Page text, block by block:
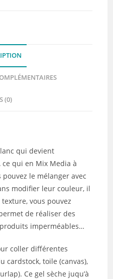
(0)
qui devient
qui en Mix Media à
le mélanger avec
modifier leur couleur, il
vous pouvez
de réaliser des
imperméables…
coller différentes
cardstock, toile (canvas),
Ce gel sèche juqu’à